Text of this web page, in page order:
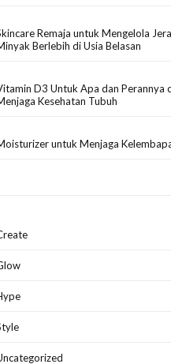
Remaja untuk Mengelola
Berlebih di Usia Belasan
D3 Untuk Apa dan Perannya
Kesehatan Tubuh
untuk Menjaga